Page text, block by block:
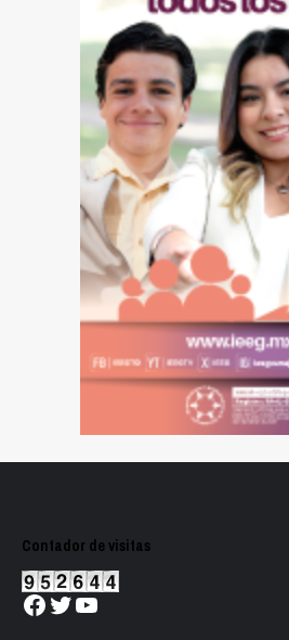
Contador de visitas
Facebook
Twitter
YouTube